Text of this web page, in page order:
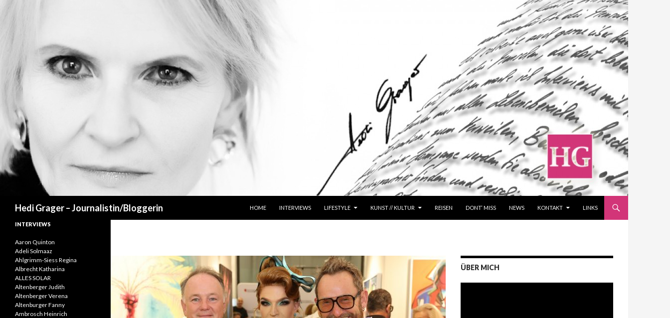
Hedi Grager – Journalistin/Bloggerin
HOME
INTERVIEWS LIFESTYLE KUNST // KULTUR REISEN DONT‘ MISS NEWS KONTAKT LINKS
ÜBER MICH
INTERVIEWS
Aaron Quinton
Adeli Solmaaz
Ahlgrimm-Siess Regina
Albrecht Katharina
ALLES SOLAR
Altenberger Judith
Altenberger Verena
Altenburger Fanny
Ambrosch Heinrich